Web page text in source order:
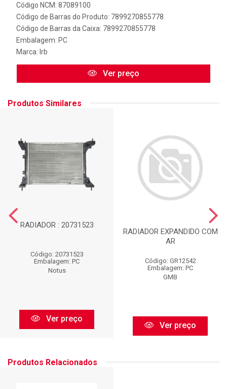
Código NCM: 87089100
Código de Barras do Produto: 7899270855778
Código de Barras da Caixa: 7899270855778
Embalagem: PC
Marca: Irb
Ver preço
Produtos Similares
RADIADOR : 20731523
Código: 20731523
Embalagem: PC
Notus
Ver preço
RADIADOR EXPANDIDO COM
AR
Código: GR12542
Embalagem: PC
GMB
Ver preço
Produtos Relacionados